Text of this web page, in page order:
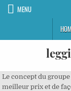
MENU
Le concept du
meilleur prix et de